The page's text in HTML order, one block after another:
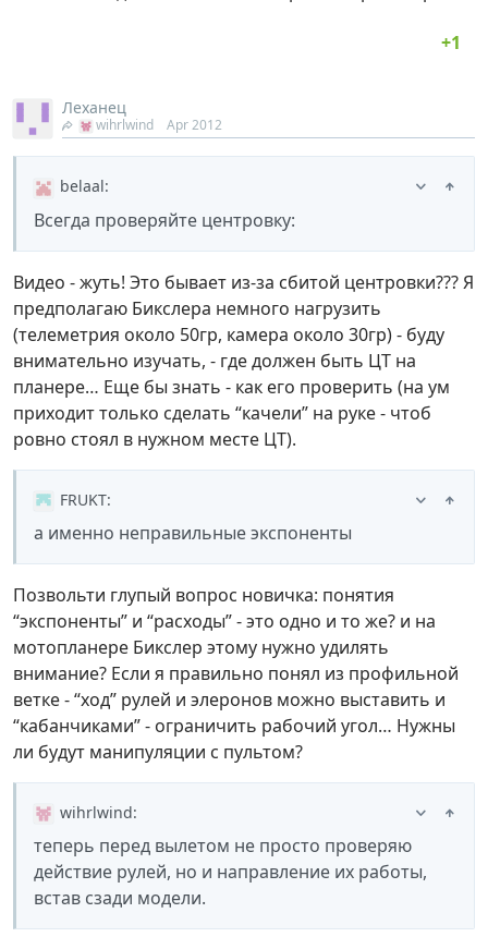
Леханец
wihrlwind Apr 2012
belaal:
Всегда проверяйте центровку:
Видео - жуть! Это бывает из-за сбитой центровки??? Я
предполагаю Бикслера немного нагрузить
(телеметрия около 50гр, камера около 30гр) - буду
внимательно изучать, - где должен быть ЦТ на
планере… Еще бы знать - как его проверить (на ум
приходит только сделать “качели” на руке - чтоб
ровно стоял в нужном месте ЦТ).
FRUKT:
а именно неправильные экспоненты
Позвольти глупый вопрос новичка: понятия
“экспоненты” и “расходы” - это одно и то же? и на
мотопланере Бикслер этому нужно удилять
внимание? Если я правильно понял из профильной
ветке - “ход” рулей и элеронов можно выставить и
“кабанчиками” - ограничить рабочий угол… Нужны
ли будут манипуляции с пультом?
wihrlwind:
теперь перед вылетом не просто проверяю
действие рулей, но и направление их работы,
встав сзади модели.